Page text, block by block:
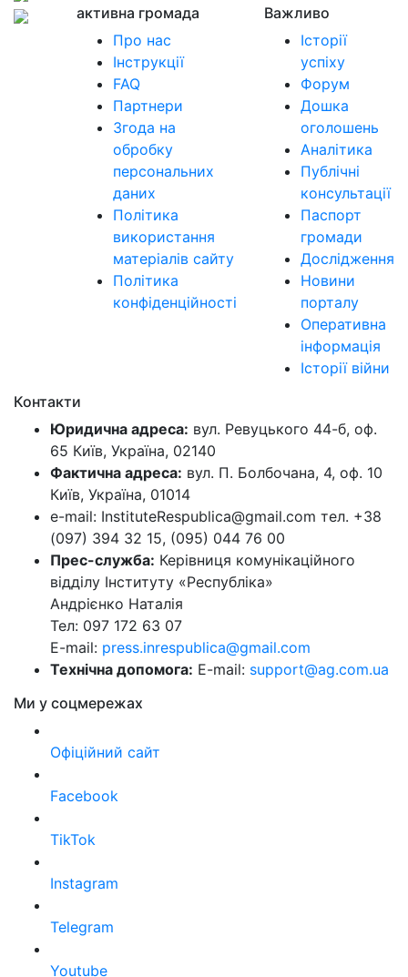
активна громада
Про нас
Інструкції
FAQ
Партнери
Згода на
обробку
персональних
даних
Політика
використання
матеріалів сайту
Політика
конфіденційності
Важливо
Історії
успіху
Форум
Дошка
оголошень
Аналітика
Публічні
консультації
Паспорт
громади
Дослідження
Новини
порталу
Оперативна
інформація
Історії війни
Контакти
Юридична адреса: вул. Ревуцького 44-б, оф.
65 Київ, Україна, 02140
Фактична адреса: вул. П. Болбочана, 4, оф. 10
Київ, Україна, 01014
e-mail: InstituteRespublica@gmail.com тел. +38
(097) 394 32 15, (095) 044 76 00
Прес-служба: Керівниця комунікаційного
відділу Інституту «Республіка»
Андрієнко Наталія
Тел: 097 172 63 07
E-mail: press.inrespublica@gmail.com
Технічна допомога: E-mail: support@ag.com.ua
Ми у соцмережах
Офіційний сайт
Facebook
TikTok
Instagram
Telegram
Youtube